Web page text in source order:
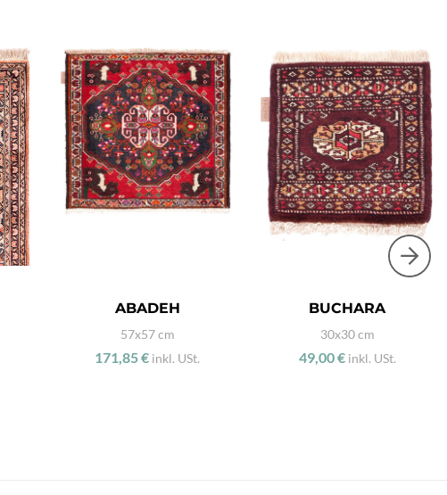
ABADEH
57x57 cm
171,85 € inkl. USt.
BUCHARA
30x30 cm
49,00 € inkl. USt.